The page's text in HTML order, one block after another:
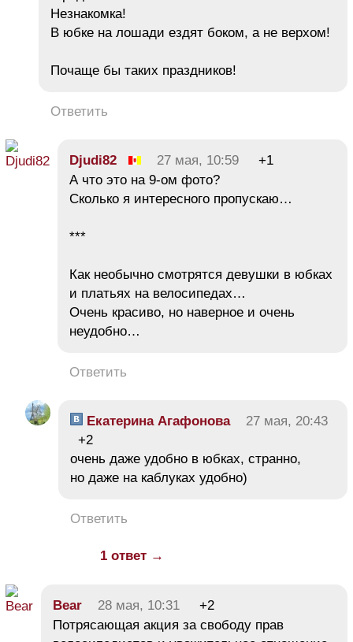
Незнакомка!
В юбке на лошади ездят боком, а не верхом!
Почаще бы таких праздников!
Ответить
Djudi82 27 мая, 10:59
+1
А что это на 9-ом фото?
Сколько я интересного пропускаю…
***
Как необычно смотрятся девушки в юбках
и платьях на велосипедах…
Очень красиво, но наверное и очень
неудобно…
Ответить
Екатерина Агафонова
27 мая, 20:43
+2
очень даже удобно в юбках, странно,
но даже на каблуках удобно)
Ответить
1 ответ →
Bear 28 мая, 10:31
+2
Потрясающая акция за свободу прав